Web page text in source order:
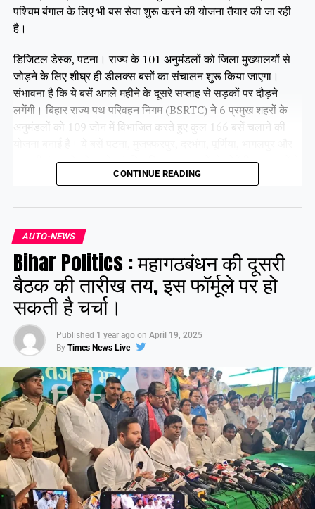
पश्चिम बंगाल के लिए भी बस सेवा शुरू करने की योजना तैयार की जा रही
है।
डिजिटल डेस्क, पटना। राज्य के 101 अनुमंडलों को जिला मुख्यालयों से
जोड़ने के लिए शीघ्र ही डीलक्स बसों का संचालन शुरू किया जाएगा।
संभावना है कि ये बसें अगले महीने के दूसरे सप्ताह से सड़कों पर दौड़ने
लगेंगी। बिहार राज्य पथ परिवहन निगम (BSRTC) ने 6 प्रमुख शहरों के
अनुमंडलों को 109 जोन में विभाजित करते हुए कुल 166 बसें चलाने की
गया की पंचायतों को उनके संबंधित जिला मुख्यालयों से जोड़ेंगी। इन बसों के
सभी रूट पहले ही तय किए जा चुके हैं। फिलहाल ये बसें परमिट प्रक्रिया में
Share this:
Facebook
Like this:
CONTINUE READING
AUTO-NEWS
Bihar Politics : महागठबंधन की दूसरी
बैठक की तारीख तय, इस फॉर्मूले पर हो
सकती है चर्चा।
Published 1 year ago on April 19, 2025
By Times News Live